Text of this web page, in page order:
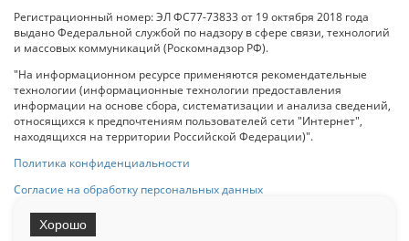
Регистрационный номер: ЭЛ ФС77-73833 от 19 октября 2018 года
выдано Федеральной службой по надзору в сфере связи, технологий
и массовых коммуникаций (Роскомнадзор РФ).
"На информационном ресурсе применяются рекомендательные
технологии (информационные технологии предоставления
информации на основе сбора, систематизации и анализа сведений,
относящихся к предпочтениям пользователей сети "Интернет",
находящихся на территории Российской Федерации)".
Политика конфиденциальности
Согласие на обработку персональных данных
Хорошо